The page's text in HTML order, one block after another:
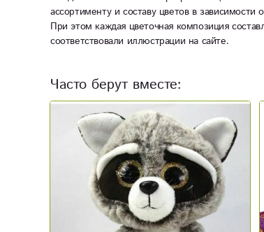
ассортименту и составу цветов в
При этом каждая цветочная композиция
соответствовали иллюстрации на сайте.
Часто берут вместе: